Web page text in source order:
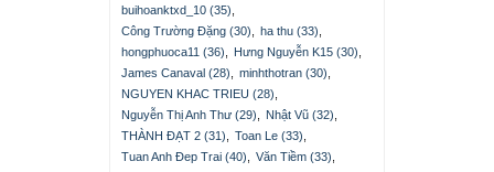
buihoanktxd_10 (35)
Công Trường Đặng (30)
ha thu (33)
hongphuoca11 (36)
Hưng Nguyễn K15 (30)
James Canaval (28)
minhthotran (30)
NGUYEN KHAC TRIEU (28)
Nguyễn Thị Anh Thư (29)
Nhật Vũ (32)
THÀNH ĐẠT 2 (31)
Toan Le (33)
Tuan Anh Đep Trai (40)
Văn Tiềm (33)